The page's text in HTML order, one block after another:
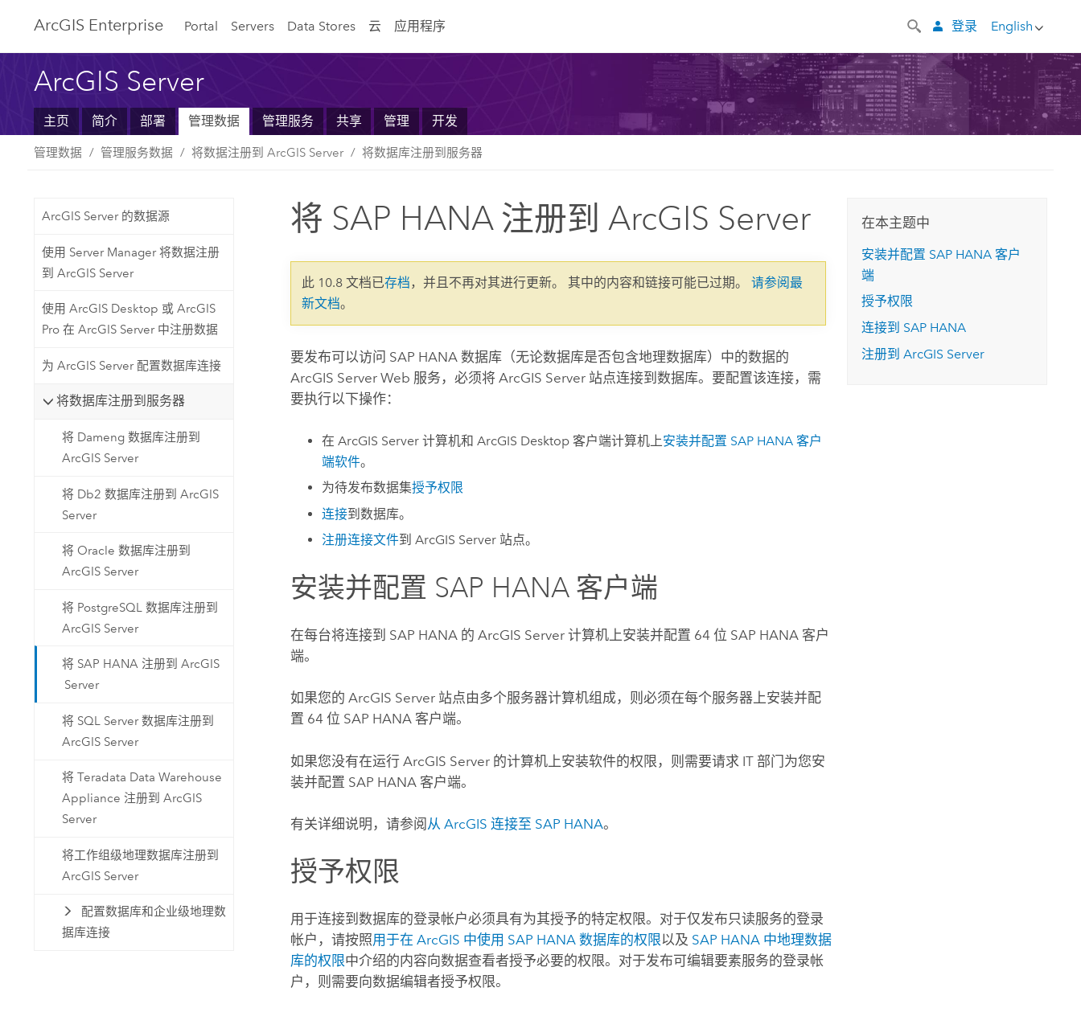
ArcGIS Enterprise Portal Servers Data Stores 云 应用程序 English
登录
ArcGIS Server
主页 简介 部署 管理数据 管理服务 共享 管理 开发
管理数据 管理服务数据 将数据注册到 ArcGIS Server 将数据库注册到服务器
ArcGIS Server 的数据源
使用 Server Manager 将数据注册
到 ArcGIS Server
使用 ArcGIS Desktop 或 ArcGIS
Pro 在 ArcGIS Server 中注册数据
为 ArcGIS Server 配置数据库连接
将数据库注册到服务器
将 Dameng 数据库注册到
ArcGIS Server
将 Db2 数据库注册到 ArcGIS
Server
将 Oracle 数据库注册到
ArcGIS Server
将 PostgreSQL 数据库注册到
ArcGIS Server
将 SAP HANA 注册到 ArcGIS
Server
将 SQL Server 数据库注册到
ArcGIS Server
将 Teradata Data Warehouse
Appliance 注册到 ArcGIS
Server
将工作组级地理数据库注册到
ArcGIS Server
配置数据库和企业级地理数
据库连接
将 SAP HANA 注册到 ArcGIS Server
此 10.8 文档已存档，并且不再对其进行更新。 其中的内容和链接可能已过期。请参阅最
新文档。
要发布可以访问 SAP HANA 数据库（无论数据库是否包含地理数据库）中的数据的
ArcGIS Server Web 服务，必须将ArcGIS Server 站点连接到数据库。要配置该连接，需
要执行以下操作：
在 ArcGIS Server计算机和 ArcGIS Desktop客户端计算机上安装并配置 SAP HANA客户
端软件。
为待发布数据集授予权限
连接到数据库。
注册连接文件到 ArcGIS Server站点。
安装并配置 SAP HANA客户端
在每台将连接到 SAP HANA 的ArcGIS Server 计算机上安装并配置 64 位 SAP HANA 客户
端。
如果您的ArcGIS Server 站点由多个服务器计算机组成，则必须在每个服务器上安装并配
置 64 位 SAP HANA 客户端。
如果您没有在运行ArcGIS Server 的计算机上安装软件的权限，则需要请求 IT 部门为您安
装并配置 SAP HANA 客户端。
有关详细说明，请参阅 从 ArcGIS 连接至 SAP HANA。
授予权限
用于连接到数据库的登录帐户必须具有为其授予的特定权限。对于仅发布只读服务的登录
帐户，请按照用于在 ArcGIS 中使用 SAP HANA 数据库的权限以及 SAP HANA 中地理数据
库的权限中介绍的内容向数据查看者授予必要的权限。对于发布可编辑要素服务的登录帐
户，则需要向数据编辑者授予权限。
在本主题中
安装并配置 SAP HANA 客户
端
授予权限
连接到 SAP HANA
注册到ArcGIS Server